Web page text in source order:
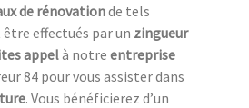
de rénovationde tels
effectués par un zingueur
appelà notre entreprise
84 pour vous assister dans
. Vous bénéficierez d’un